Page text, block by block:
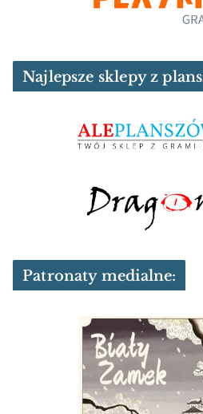
Najlepsze sklepy z
Patronaty medialne: